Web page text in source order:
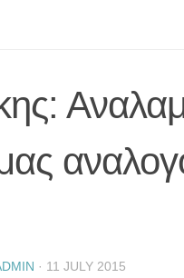
· 11 JULY 2015